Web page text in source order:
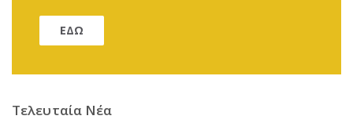
ΕΔΩ
Τελευταία Νέα